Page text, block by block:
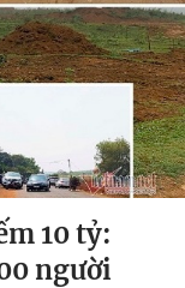
10 tỷ:
người